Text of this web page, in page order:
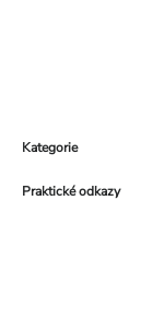
Kategorie
Praktické odkazy